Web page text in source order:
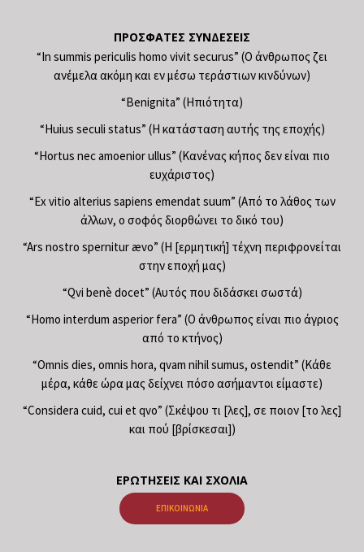
ΠΡΌΣΦΑΤΕΣ ΣΥΝΔΈΣΕΙΣ
“In summis periculis homo vivit securus” (Ο άνθρωπος ζει
ανέμελα ακόμη και εν μέσω τεράστιων κινδύνων)
“Benignita” (Ηπιότητα)
“Huius seculi status” (Η κατάσταση αυτής της εποχής)
“Hortus nec amoenior ullus” (Κανένας κήπος δεν είναι πιο
ευχάριστος)
“Ex vitio alterius sapiens emendat suum” (Από το λάθος των
άλλων, ο σοφός διορθώνει το δικό του)
“Ars nostro spernitur ævo” (Η [ερμητική] τέχνη περιφρονείται
στην εποχή μας)
“Qvi benè docet” (Αυτός που διδάσκει σωστά)
“Homo interdum asperior fera” (Ο άνθρωπος είναι πιο άγριος
από το κτήνος)
“Omnis dies, omnis hora, qvam nihil sumus, ostendit” (Κάθε
μέρα, κάθε ώρα μας δείχνει πόσο ασήμαντοι είμαστε)
“Considera cuid, cui et qvo” (Σκέψου τι [λες], σε ποιον [το λες]
και πού [βρίσκεσαι])
ΕΡΩΤΉΣΕΙΣ ΚΑΙ ΣΧΌΛΙΑ
ΕΠΙΚΟΙΝΩΝΊΑ